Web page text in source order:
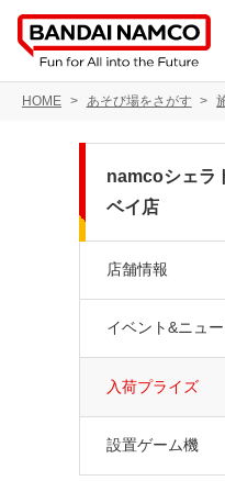
HOME あそび場をさがす
namcoシェラ
ベイ店
店舗情報
イベント&ニュー
入荷プライズ
設置ゲーム機